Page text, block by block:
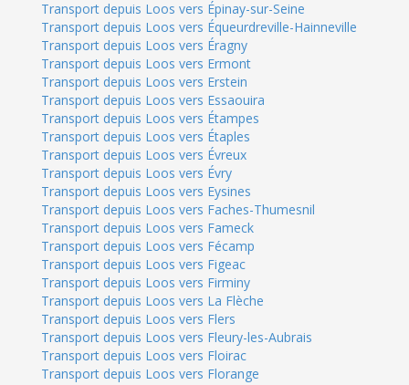
Transport depuis Loos vers Épinay-sur-Seine
Transport depuis Loos vers Équeurdreville-Hainneville
Transport depuis Loos vers Éragny
Transport depuis Loos vers Ermont
Transport depuis Loos vers Erstein
Transport depuis Loos vers Essaouira
Transport depuis Loos vers Étampes
Transport depuis Loos vers Étaples
Transport depuis Loos vers Évreux
Transport depuis Loos vers Évry
Transport depuis Loos vers Eysines
Transport depuis Loos vers Faches-Thumesnil
Transport depuis Loos vers Fameck
Transport depuis Loos vers Fécamp
Transport depuis Loos vers Figeac
Transport depuis Loos vers Firminy
Transport depuis Loos vers La Flèche
Transport depuis Loos vers Flers
Transport depuis Loos vers Fleury-les-Aubrais
Transport depuis Loos vers Floirac
Transport depuis Loos vers Florange